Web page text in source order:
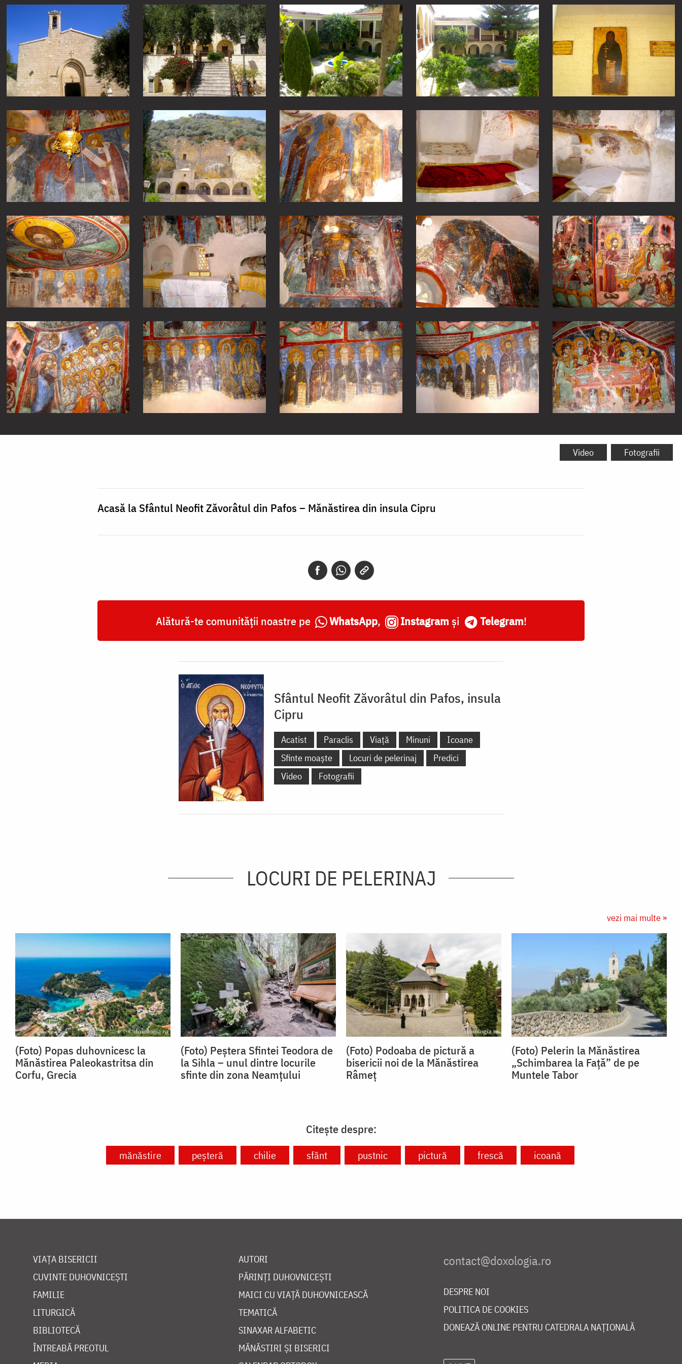
Video Fotografii
Acasă la Sfântul Neofit Zăvorâtul din Pafos – Mănăstirea din insula Cipru
Alătură-te comunității noastre pe WhatsApp, Instagram și Telegram!
Sfântul Neofit Zăvorâtul din Pafos, insula
Cipru
Acatist Paraclis Viață Minuni
Icoane
Sfinte moaște
Locuri de pelerinaj
Predici
Video
Fotografii
LOCURI DE PELERINAJ
vezi mai multe »
(Foto) Popas duhovnicesc la
Mănăstirea Paleokastritsa din
Corfu, Grecia
(Foto) Peștera Sfintei Teodora de
la Sihla – unul dintre locurile
sfinte din zona Neamțului
(Foto) Podoaba de pictură a
bisericii noi de la Mănăstirea
Râmeț
(Foto) Pelerin la Mănăstirea
„Schimbarea la Față” de pe
Muntele Tabor
Citește despre:
mănăstire peșteră chilie sfânt pustnic pictură frescă icoană
VIAȚA BISERICII
CUVINTE DUHOVNICEȘTI
FAMILIE
LITURGICĂ
BIBLIOTECĂ
ÎNTREABĂ PREOTUL
AUTORI
PĂRINȚI DUHOVNICEȘTI
MAICI CU VIAȚĂ DUHOVNICEASCĂ
TEMATICĂ
SINAXAR ALFABETIC
MĂNĂSTIRI ȘI BISERICI
DESPRE NOI
POLITICA DE COOKIES
DONEAZĂ ONLINE PENTRU CATEDRALA NAȚIONALĂ